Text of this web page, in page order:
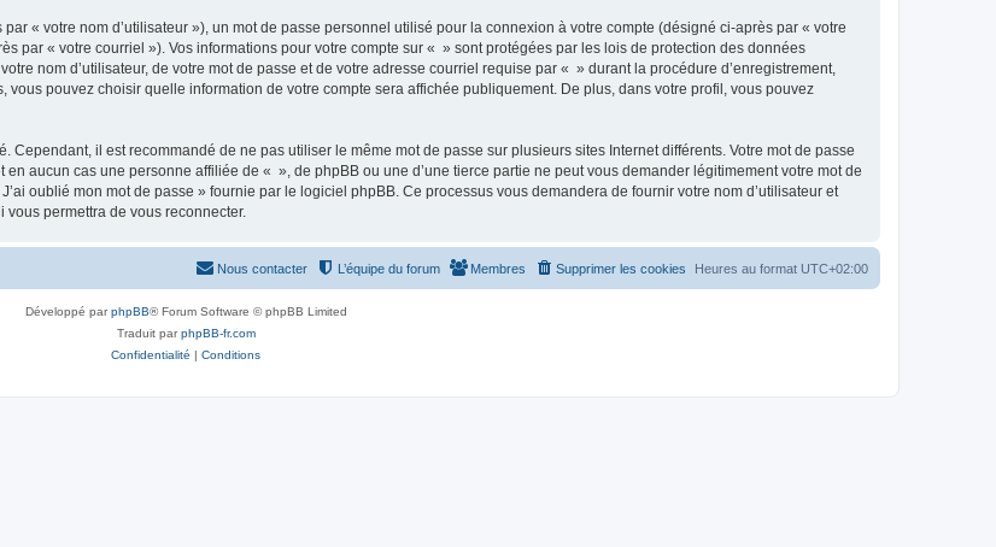
« votre nom d’utilisateur »), un mot de passe personnel utilisé pour la connexion à votre compte (désigné ci-après par « votre
par « votre courriel »). Vos informations pour votre compte sur « » sont protégées par les lois de protection des données
nom d’utilisateur, de votre mot de passe et de votre adresse courriel requise par « » durant la procédure d’enregistrement,
pouvez choisir quelle information de votre compte sera affichée publiquement. De plus, dans votre profil, vous pouvez
Cependant, il est recommandé de ne pas utiliser le même mot de passe sur plusieurs sites Internet différents. Votre mot de passe
aucun cas une personne affiliée de « », de phpBB ou une d’une tierce partie ne peut vous demander légitimement votre mot de
oublié mon mot de passe » fournie par le logiciel phpBB. Ce processus vous demandera de fournir votre nom d’utilisateur et
permettra de vous reconnecter.
Heures au format UTC+02:00
Supprimer les cookies
Membres
L’équipe du forum
Nous contacter
Développé parphpBB® Forum Software © phpBB Limited
Traduit parphpBB-fr.com
Confidentialité | Conditions